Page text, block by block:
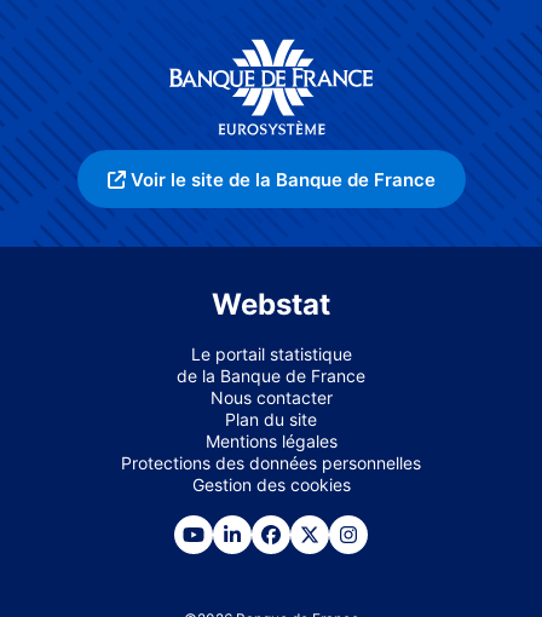
Voir le site de la Banque de France
Webstat
Le portail statistique
de la Banque de France
Nous contacter
Plan du site
Mentions légales
Protections des données personnelles
Gestion des cookies